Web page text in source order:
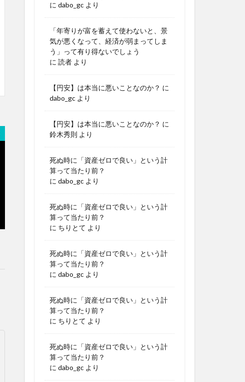
に dabo_gc より
「年寄りが富を蓄えて使わないと、景
気が悪くなって、経済が弱まってしま
う」って有り得ないでしょう
に 読者 より
【円安】は本当に悪いことなのか？ に
dabo_gc より
【円安】は本当に悪いことなのか？ に
鈴木秀則 より
死ぬ時に「資産ゼロで良い」という計
算って当たり前？
に dabo_gc より
死ぬ時に「資産ゼロで良い」という計
算って当たり前？
に ちりとて より
死ぬ時に「資産ゼロで良い」という計
算って当たり前？
に dabo_gc より
死ぬ時に「資産ゼロで良い」という計
算って当たり前？
に ちりとて より
死ぬ時に「資産ゼロで良い」という計
算って当たり前？
に dabo_gc より